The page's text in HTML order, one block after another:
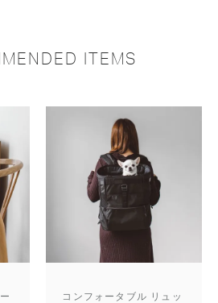
ITEMS
コンフォータブル リュッ